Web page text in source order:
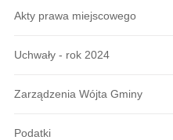
Akty prawa miejscowego
Uchwały - rok 2024
Zarządzenia Wójta Gminy
Podatki